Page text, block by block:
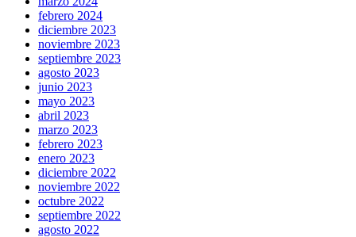
febrero 2024
diciembre 2023
noviembre 2023
septiembre 2023
agosto 2023
junio 2023
mayo 2023
abril 2023
marzo 2023
febrero 2023
enero 2023
diciembre 2022
noviembre 2022
octubre 2022
septiembre 2022
agosto 2022